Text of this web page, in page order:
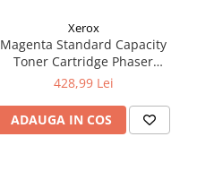
Xerox
Magenta Standard Capacity
Toner Cartridge Phaser
6510/WorkCentre 6515
428,99 Lei
ADAUGA IN COS